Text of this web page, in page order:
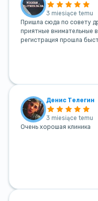
3 miesiące temu
Пришла сюда по совету
приятные внимательные
регистрация прошла
Денис Телегин
3 miesiące temu
Очень хорошая клиника